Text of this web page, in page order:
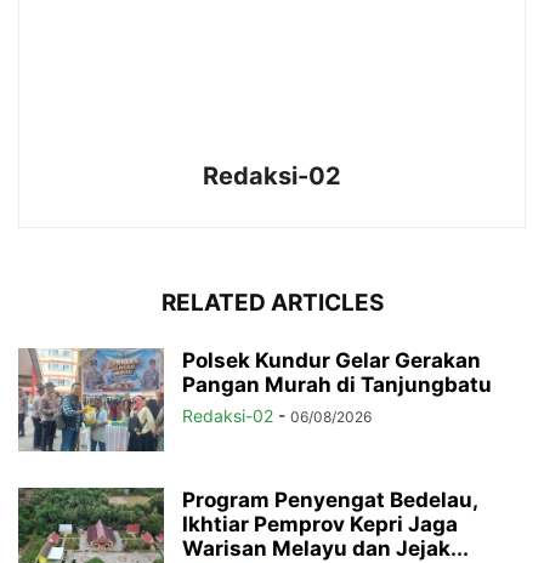
Redaksi-02
RELATED ARTICLES
Polsek Kundur Gelar Gerakan
Pangan Murah di Tanjungbatu
Redaksi-02 - 06/08/2026
Program Penyengat Bedelau,
Ikhtiar Pemprov Kepri Jaga
Warisan Melayu dan Jejak...